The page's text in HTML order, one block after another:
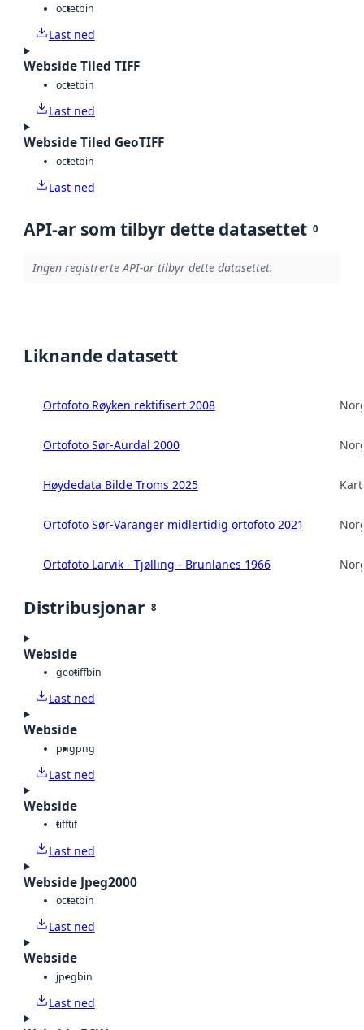
octetbin
Last ned
Webside Tiled TIFF
octetbin
Last ned
Webside Tiled GeoTIFF
octetbin
Last ned
API-ar som tilbyr dette datasettet 0
Ingen registrerte API-ar tilbyr dette datasettet.
Liknande datasett
Ortofoto Røyken rektifisert 2008
Ortofoto Sør-Aurdal 2000
Høydedata Bilde Troms 2025
Ortofoto Sør-Varanger midlertidig ortofoto 2021
Ortofoto Larvik - Tjølling - Brunlanes 1966
Distribusjonar 8
Webside
geotiffbin
Last ned
Webside
pngpng
Last ned
Webside
tifftif
Last ned
Webside Jpeg2000
octetbin
Last ned
Webside
jpegbin
Last ned